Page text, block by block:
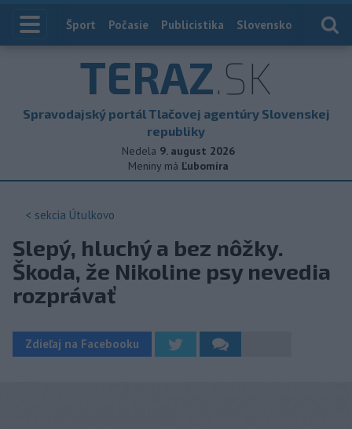
Index
Šport Počasie Publicistika Slovensko
TERAZ.SK
Spravodajský portál Tlačovej agentúry Slovenskej
republiky
Nedela 9. august 2026
Meniny má Ľubomíra
< sekcia Útulkovo
Slepý, hluchý a bez nôžky.
Škoda, že Nikoline psy nevedia
rozprávať
Zdieľaj na Facebooku